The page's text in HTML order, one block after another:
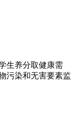
生养分取健康需
污染和无害要素监